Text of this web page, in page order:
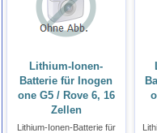
Lithium-Ionen-
Batterie für Inogen
one G5 / Rove 6, 16
Zellen
Lithium-Ionen-Batterie für